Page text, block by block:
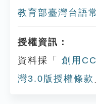
教育部臺灣台語
授權資訊：
資料採「
創用
灣3.0版授權條款